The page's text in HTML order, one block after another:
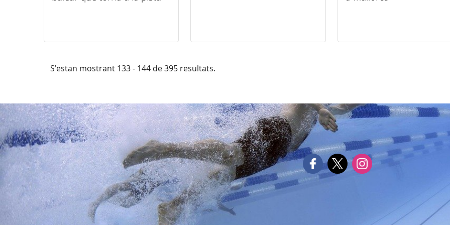
S'estan mostrant 133 - 144 de 395 resultats.